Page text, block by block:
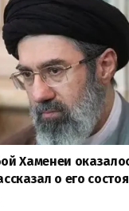
Хаменеи
о его